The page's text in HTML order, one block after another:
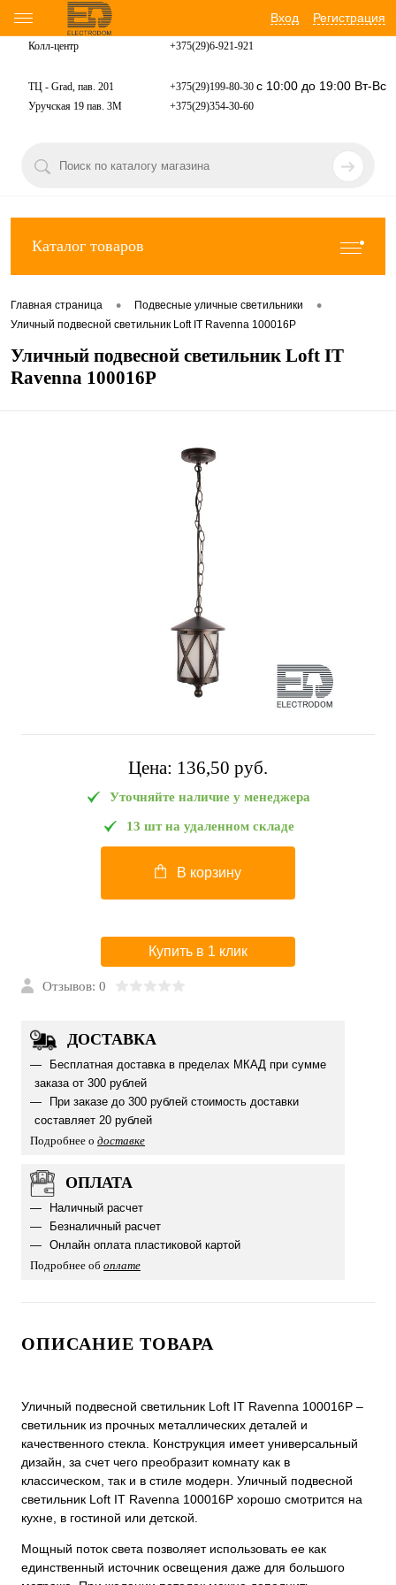
Вход Регистрация
Колл-центр +375(29)6-921-921
ТЦ - Grad, пав. 201 +375(29)199-80-30 с 10:00 до 19:00 Вт-Вс
Уручская 19 пав. 3М +375(29)354-30-60
Каталог товаров
Главная страница • Подвесные уличные светильники •
Уличный подвесной светильник Loft IT Ravenna 100016P
Уличный подвесной светильник Loft IT
Ravenna 100016P
Цена: 136,50 pуб.
Уточняйте наличие у менеджера
13 шт на удаленном складе
В корзину
Купить в 1 клик
Отзывов: 0
ДОСТАВКА
Бесплатная доставка в пределах МКАД при сумме
заказа от 300 рублей
При заказе до 300 рублей стоимость доставки
составляет 20 рублей
Подробнее о доставке
ОПЛАТА
Наличный расчет
Безналичный расчет
Онлайн оплата пластиковой картой
Подробнее об оплате
ОПИСАНИЕ ТОВАРА
Уличный подвесной светильник Loft IT Ravenna 100016P –
светильник из прочных металлических деталей и
качественного стекла. Конструкция имеет универсальный
дизайн, за счет чего преобразит комнату как в
классическом, так и в стиле модерн. Уличный подвесной
светильник Loft IT Ravenna 100016P хорошо смотрится на
кухне, в гостиной или детской.
Мощный поток света позволяет использовать ее как
единственный источник освещения даже для большого